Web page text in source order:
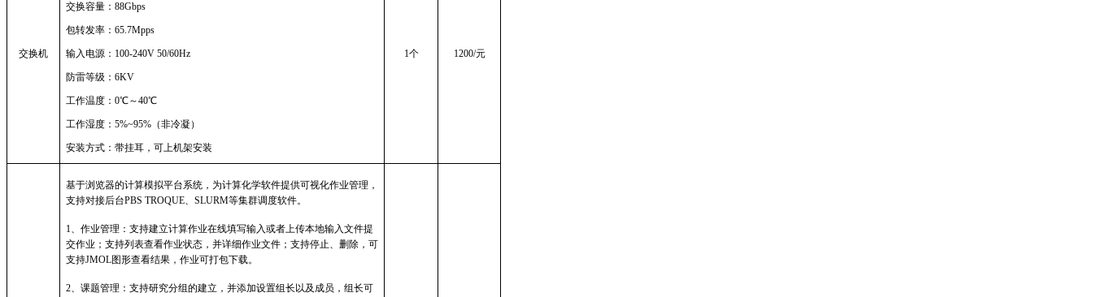
交换机
交换容量： 88Gbps
包转发率： 65.7Mpps
输入电源： 100-240V 50/60Hz
防雷等级： 6KV
工作温度： 0℃～40℃
工作湿度： 5%~95%（非冷凝）
安装方式：带挂耳，可上机架安装
1个 1200/元
基于浏览器的计算模拟平台系统，为计算化学软件提供可视化作业管理，
支持对接后台PBS TROQUE、SLURM等集群调度软件。
1、作业管理：支持建立计算作业在线填写输入或者上传本地输入文件提
交作业；支持列表查看作业状态，并详细作业文件；支持停止、删除，可
支持JMOL图形查看结果，作业可打包下载。
2、课题管理：支持研究分组的建立，并添加设置组长以及成员，组长可